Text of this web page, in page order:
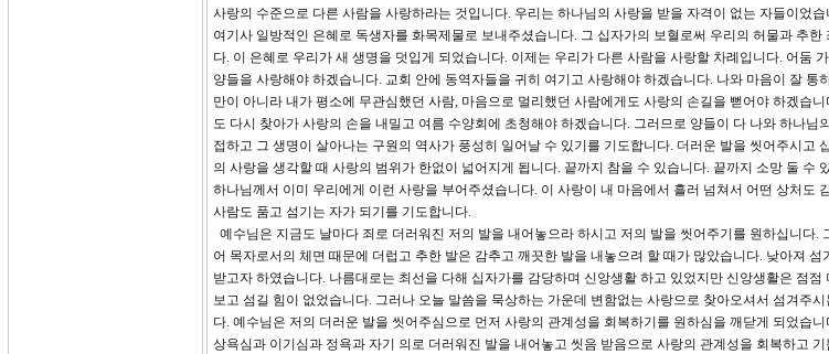
사랑의 수준으로 다른 사람을 사랑하라는 것입니다. 우리는 하나님의 사랑을 받을 자격이 없는 자들이었
여기사 일방적인 은혜로 독생자를 화목제물로 보내주셨습니다. 그 십자가의 보혈로써 우리의 허물과 추한
다. 이 은혜로 우리가 새 생명을 덧입게 되었습니다. 이제는 우리가 다른 사람을 사랑할 차례입니다. 어둠
양들을 사랑해야 하겠습니다. 교회 안에 동역자들을 귀히 여기고 사랑해야 하겠습니다. 나와 마음이 잘 통
만이 아니라 내가 평소에 무관심했던 사람, 마음으로 멀리했던 사람에게도 사랑의 손길을 뻗어야 하겠습
도 다시 찾아가 사랑의 손을 내밀고 여름 수양회에 초청해야 하겠습니다. 그러므로 양들이 다 나와 하나님
접하고 그 생명이 살아나는 구원의 역사가 풍성히 일어날 수 있기를 기도합니다. 더러운 발을 씻어주시고
의 사랑을 생각할 때 사랑의 범위가 한없이 넓어지게 됩니다. 끝까지 참을 수 있습니다. 끝까지 소망 둘 수
하나님께서 이미 우리에게 이런 사랑을 부어주셨습니다. 이 사랑이 내 마음에서 흘러 넘쳐서 어떤 상처도
사람도 품고 섬기는 자가 되기를 기도합니다.
예수님은 지금도 날마다 죄로 더러워진 저의 발을 내어놓으라 하시고 저의 발을 씻어주기를 원하십니다.
어 목자로서의 체면 때문에 더럽고 추한 발은 감추고 깨끗한 발을 내놓으려 할 때가 많았습니다. 낮아져
받고자 하였습니다. 나름대로는 최선을 다해 십자가를 감당하며 신앙생활 하고 있었지만 신앙생활은 점
보고 섬길 힘이 없었습니다. 그러나 오늘 말씀을 묵상하는 가운데 변함없는 사랑으로 찾아오셔서 섬겨주
다. 예수님은 저의 더러운 발을 씻어주심으로 먼저 사랑의 관계성을 회복하기를 원하심을 깨닫게 되었습
상욕심과 이기심과 정욕과 자기 의로 더러워진 발을 내어놓고 씻음 받음으로 사랑의 관계성을 회복하고